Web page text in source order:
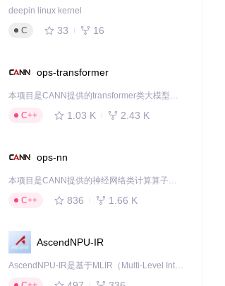
deepin linux kernel
C
33 16
ops-transformer
本项目是CANN提供的transformer类大模型算子库，实现网络在NPU上加速计算。
C++
1.03 K 2.43 K
ops-nn
本项目是CANN提供的神经网络类计算算子库，实现网络在NPU上加速计算。
C++
836 1.66 K
AscendNPU-IR
AscendNPU-IR是基于MLIR（Multi-Level Intermediate Representation）构建的，面向昇腾亲和算子编译时使用的中间表示，提供昇腾完备表达能力，通过编译优化提升昇腾AI处理器计算效率，支持通过生态框架使能昇腾AI处理器与深度调优